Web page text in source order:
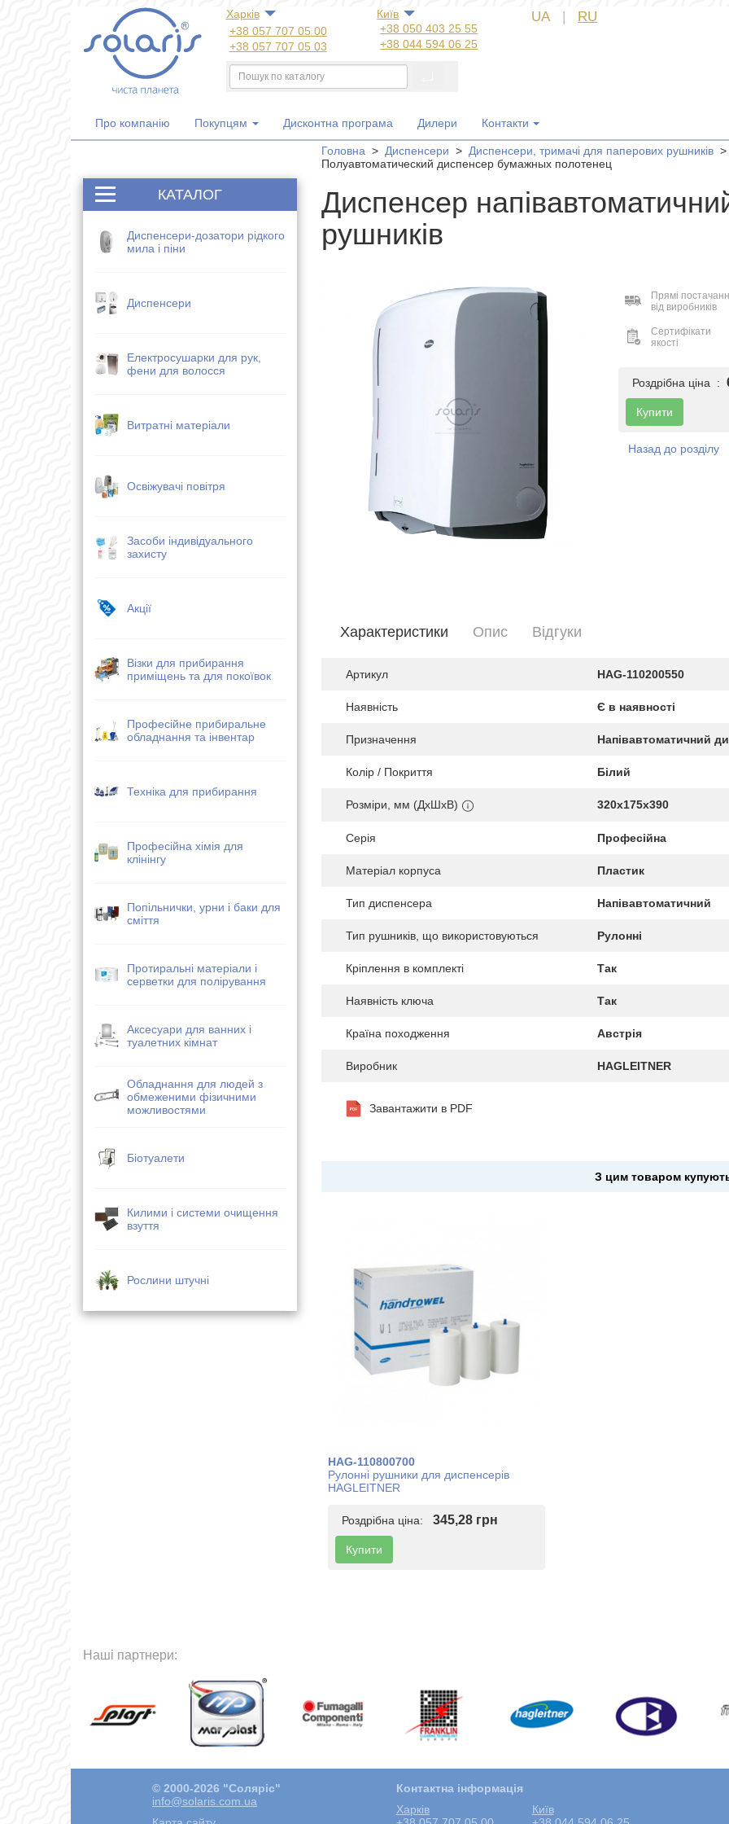
Харкiв
+38 057 707 05 00
+38 057 707 05 03
+38 050 300 06 77
+38 067 533 81 21
+38 063 707 05 00
Київ
+38 050 403 25 55
+38 044 594 06 25
+38 067 554 50 60
UA | RU
Про компанію Покупцям Дисконтна програма Дилери Контакти
Головна > Диспенсери > Диспенсери, тримачі для паперових рушників >
Полуавтоматический диспенсер бумажных полотенец
КАТАЛОГ
Диспенсери-дозатори рідкого
мила і піни
Диспенсери
Електросушарки для рук,
фени для волосся
Витратні матеріали
Освіжувачі повітря
Засоби індивідуального
захисту
Акції
Візки для прибирання
приміщень та для покоївок
Професійне прибиральне
обладнання та інвентар
Техніка для прибирання
Професійна хімія для
клінінгу
Попільнички, урни і баки для
сміття
Протиральні матеріали і
серветки для полірування
Аксесуари для ванних і
туалетних кімнат
Обладнання для людей з
обмеженими фізичними
можливостями
Біотуалети
Килими і системи очищення
взуття
Рослини штучні
Диспенсер
рушників
Прямі
від виробників
Сертифікати
якості
Роздрібна ціна :
Купити
Назад до розділу
Характеристики Опис Вiдгуки
Артикул HAG-110200550
Наявність Є в наявності
Призначення Напівавтоматичний
Колір / Покриття Білий
Розміри, мм (ДхШхВ) 320х175х390
Серія Професійна
Матеріал корпуса Пластик
Тип диспенсера Напівавтоматичний
Тип рушників, що використовуються Рулонні
Кріплення в комплекті Так
Наявність ключа Так
Країна походження Австрія
Виробник HAGLEITNER
Завантажити в PDF
З цим товаром
HAG-110800700
Рулонні рушники для диспенсерів
HAGLEITNER
Роздрібна ціна: 345,28 грн
Купити
Наші партнери:
© 2000-2026 "Соляріс"
info@solaris.com.ua
Контактна інформація
Харкiв
Київ